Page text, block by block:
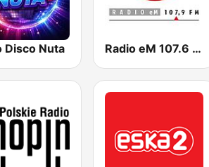
Disco Nuta Radio eM 107.6 FM